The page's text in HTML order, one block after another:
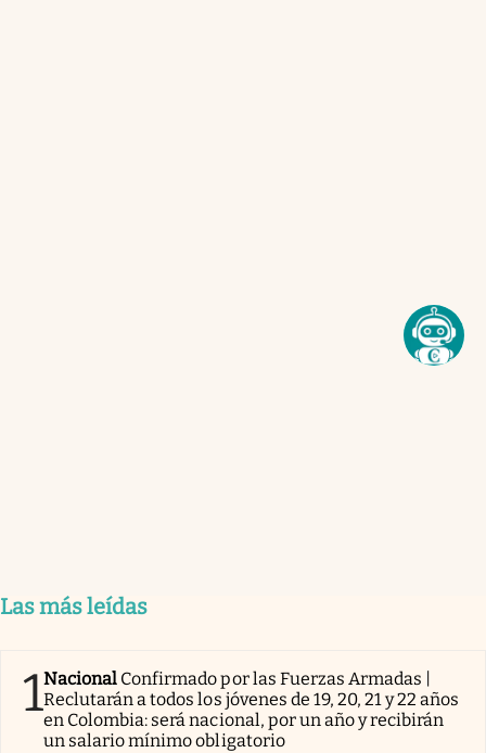
Las más leídas
1Nacional Confirmado por las Fuerzas Armadas |
Reclutarán a todos los jóvenes de 19, 20, 21 y 22 años
en Colombia: será nacional, por un año y recibirán
un salario mínimo obligatorio